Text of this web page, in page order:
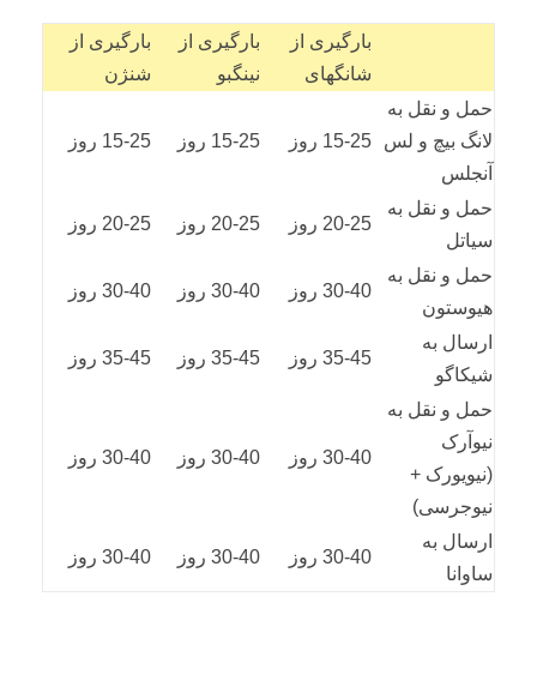
بارگیری از
شانگهای
بارگیری از
نینگبو
بارگیری از
شنژن
حمل و نقل به
لانگ بیچ و لس
آنجلس
15-25 روز 15-25 روز 15-25 روز
حمل و نقل به
سیاتل
20-25 روز 20-25 روز 20-25 روز
حمل و نقل به
هیوستون
30-40 روز 30-40 روز 30-40 روز
ارسال به
شیکاگو
35-45 روز 35-45 روز 35-45 روز
حمل و نقل به
نیوآرک
(نیویورک +
نیوجرسی)
30-40 روز 30-40 روز 30-40 روز
ارسال به
ساوانا
30-40 روز 30-40 روز 30-40 روز